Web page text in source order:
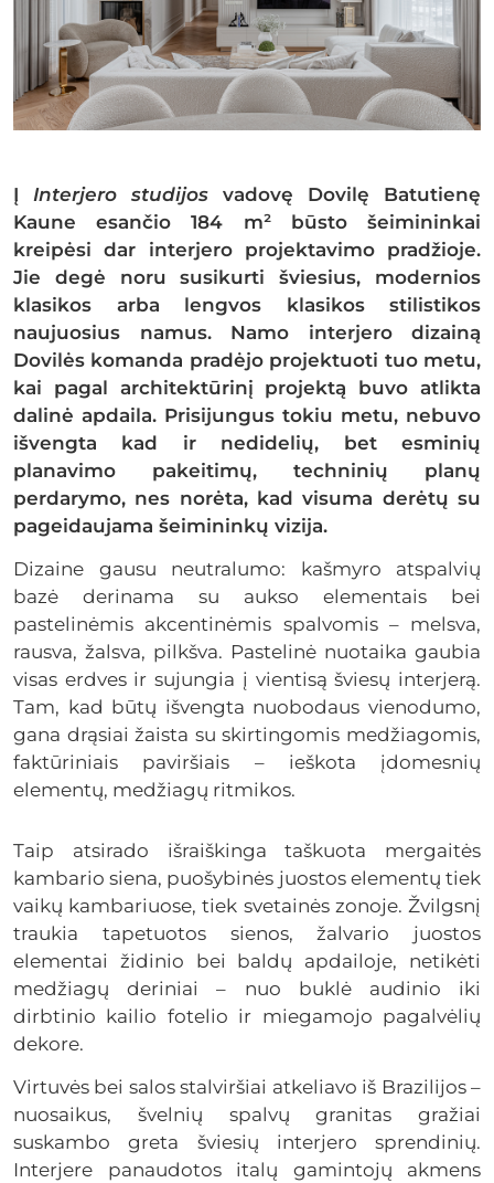
Į Interjero studijos vadovę Dovilę Batutienę
Kaune esančio 184 m² būsto šeimininkai
kreipėsi dar interjero projektavimo pradžioje.
Jie degė noru susikurti šviesius, modernios
klasikos arba lengvos klasikos stilistikos
naujuosius namus. Namo interjero dizainą
Dovilės komanda pradėjo projektuoti tuo metu,
kai pagal architektūrinį projektą buvo atlikta
dalinė apdaila. Prisijungus tokiu metu, nebuvo
išvengta kad ir nedidelių, bet esminių
planavimo pakeitimų, techninių planų
perdarymo, nes norėta, kad visuma derėtų su
pageidaujama šeimininkų vizija.
Dizaine gausu neutralumo: kašmyro atspalvių
bazė derinama su aukso elementais bei
pastelinėmis akcentinėmis spalvomis – melsva,
rausva, žalsva, pilkšva. Pastelinė nuotaika gaubia
visas erdves ir sujungia į vientisą šviesų interjerą.
Tam, kad būtų išvengta nuobodaus vienodumo,
gana drąsiai žaista su skirtingomis medžiagomis,
faktūriniais paviršiais – ieškota įdomesnių
elementų, medžiagų ritmikos.
Taip atsirado išraiškinga taškuota mergaitės
kambario siena, puošybinės juostos elementų tiek
vaikų kambariuose, tiek svetainės zonoje. Žvilgsnį
traukia tapetuotos sienos, žalvario juostos
elementai židinio bei baldų apdailoje, netikėti
medžiagų deriniai – nuo buklė audinio iki
dirbtinio kailio fotelio ir miegamojo pagalvėlių
dekore.
Virtuvės bei salos stalviršiai atkeliavo iš Brazilijos –
nuosaikus, švelnių spalvų granitas gražiai
suskambo greta šviesių interjero sprendinių.
Interjere panaudotos italų gamintojų akmens